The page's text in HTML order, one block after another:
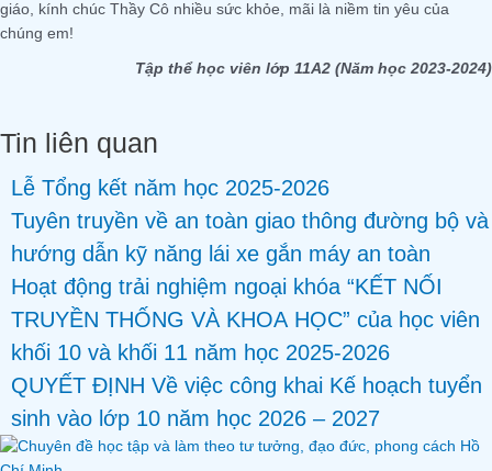
giáo, kính chúc Thầy Cô nhiều sức khỏe, mãi là niềm tin yêu của
chúng em!
Tập thể học viên lớp 11A2 (Năm học 2023-2024)
Tin liên quan
Lễ Tổng kết năm học 2025-2026
Tuyên truyền về an toàn giao thông đường bộ và
hướng dẫn kỹ năng lái xe gắn máy an toàn
Hoạt động trải nghiệm ngoại khóa “KẾT NỐI
TRUYỀN THỐNG VÀ KHOA HỌC” của học viên
khối 10 và khối 11 năm học 2025-2026
QUYẾT ĐỊNH Về việc công khai Kế hoạch tuyển
sinh vào lớp 10 năm học 2026 – 2027